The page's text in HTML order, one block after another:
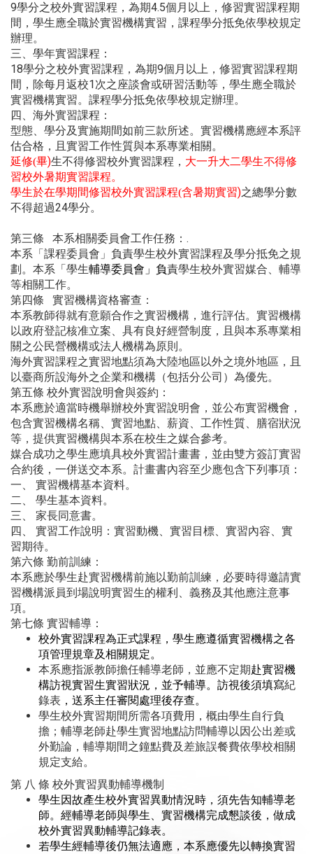
9學分之校外實習課程，為期4.5個月以上，修習實習課程期
間，學生應全職於實習機構實習，課程學分抵免依學校規定
辦理。
三、學年實習課程：
18學分之校外實習課程，為期9個月以上，修習實習課程期
間，除每月返校1次之座談會或研習活動等，學生應全職於
實習機構實習。課程學分抵免依學校規定辦理。
四、海外實習課程：
型態、學分及實施期間如前三款所述。實習機構應經本系評
估合格，且實習工作性質與本系專業相關。
延修(畢)生不得修習校外實習課程， 大一升大二學生不得修
習校外暑期實習課程。
學生於在學期間修習校外實習課程(含暑期實習)之總學分數
不得超過24學分。
第三條 本系相關委員會工作任務：.
本系「課程委員會」負責學生校外實習課程及學分抵免之規
劃。本系「學生輔導委員會」負責學生校外實習媒合、輔導
等相關工作。
第四條 實習機構資格審查：
本系教師得就有意願合作之實習機構，進行評估。實習機構
以政府登記核准立案、具有良好經營制度，且與本系專業相
關之公民營機構或法人機構為原則。
海外實習課程之實習地點須為大陸地區以外之境外地區，且
以臺商所設海外之企業和機構（包括分公司）為優先。
第五條 校外實習說明會與簽約：
本系應於適當時機舉辦校外實習說明會，並公布實習機會，
包含實習機構名稱、實習地點、薪資、工作性質、膳宿狀況
等，提供實習機構與本系在校生之媒合參考。
媒合成功之學生應填具校外實習計畫書，並由雙方簽訂實習
合約後，一併送交本系。計畫書內容至少應包含下列事項：
一、 實習機構基本資料。
二、 學生基本資料。
三、 家長同意書。
四、 實習工作說明：實習動機、實習目標、實習內容、實
習期待。
第六條 勤前訓練：
本系應於學生赴實習機構前施以勤前訓練，必要時得邀請實
習機構派員到場說明實習生的權利、義務及其他應注意事
項。
第七條 實習輔導：
校外實習課程為正式課程，學生應遵循實習機構之各
項管理規章及相關規定。
本系應指派教師擔任輔導老師，並應不定期赴實習機
構訪視實習生實習狀況，並予輔導。訪視後須填寫紀
錄表 ，送系主任審閱處理後存查。
學生校外實習期間所需各項費用，概由學生自行負
擔；輔導老師赴學生實習地點訪問輔導以因公出差或
外勤論，輔導期間之鐘點費及差旅誤餐費依學校相關
規定支給。
第 八 條 校外實習異動輔導機制
學生因故產生校外實習異動情況時，須先告知輔導老
師。經輔導老師與學生、實習機構完成懇談後，做成
校外實習異動輔導記錄表。
若學生經輔導後仍無法適應，本系應優先以轉換實習